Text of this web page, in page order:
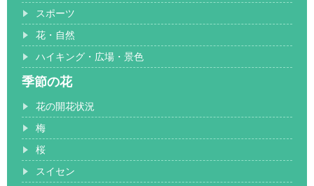
スポーツ
花・自然
ハイキング・広場・景色
季節の花
花の開花状況
梅
桜
スイセン